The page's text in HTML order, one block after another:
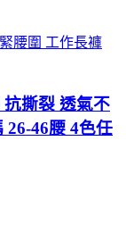
腰圍 工作長褲
撕裂 透氣不
26-46腰 4色任